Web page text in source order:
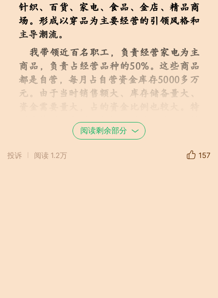
针织、百货、家电、食品、金店、精品商
场。形成以穿品为主要经营的引领风格和
主导潮流。
我带领近百名职工，负责经营家电为主
商品，负责占经营品种的50%。这些商品
都是自营，每月占自营资金库存5000多万
元。由于当时销售额大、库存储备量大、
别是特制、定制、新款、团购、节假日销
售，都要提前组织批量商品，做好储备供
应，确保对消费者购物满足需求，市场稳
定。大幅度提高商品销售额，也确促公司
阅读剩余部分
投诉 阅读 1.2万 157